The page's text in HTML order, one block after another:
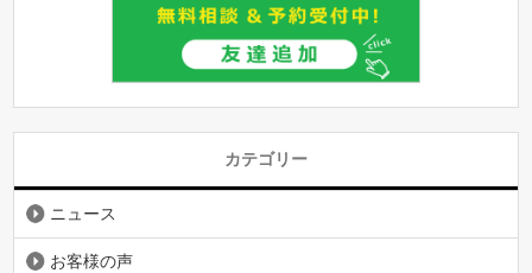
カテゴリー
ニュース
お客様の声